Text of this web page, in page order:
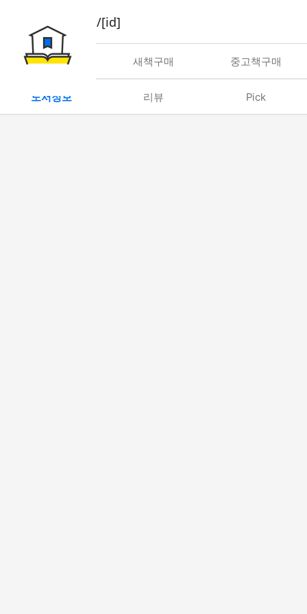
book/rent/[id]
대여 새책구매 중고책구매
도서정보 리뷰 Pick